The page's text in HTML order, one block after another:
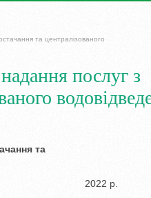
та централізованого
послуг з
та
р.